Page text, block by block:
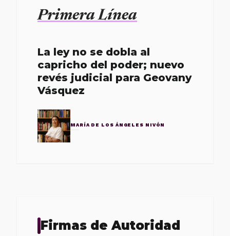
Primera Línea
La ley no se dobla al
capricho del poder; nuevo
revés judicial para Geovany
Vásquez
MARÍA DE LOS ÁNGELES NIVÓN
Firmas de Autoridad